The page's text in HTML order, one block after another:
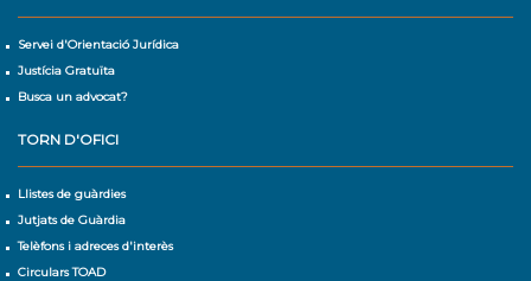
Servei d'Orientació Jurídica
Justícia Gratuïta
Busca un advocat?
TORN D'OFICI
Llistes de guàrdies
Jutjats de Guàrdia
Telèfons i adreces d'interès
Circulars TOAD